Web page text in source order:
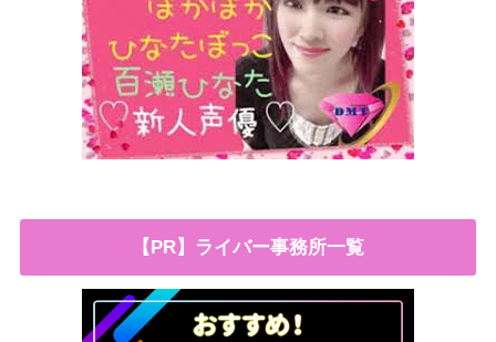
【PR】ライバー事務所一覧